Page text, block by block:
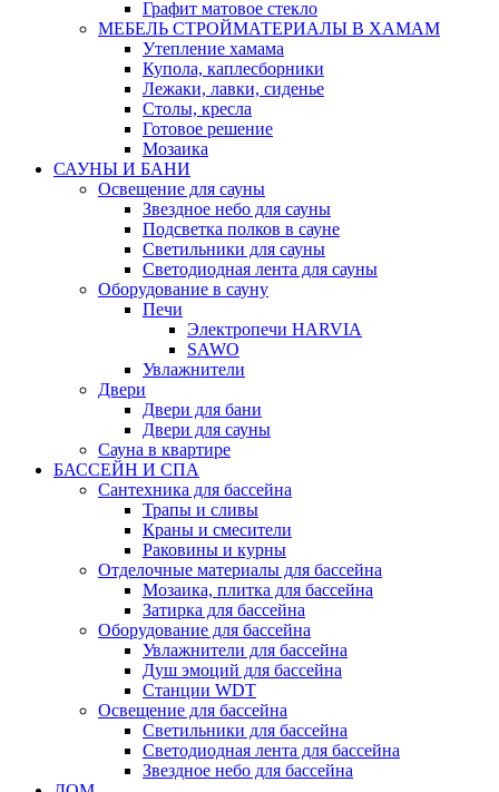
Графит матовое стекло
МЕБЕЛЬ СТРОЙМАТЕРИАЛЫ В ХАМАМ
Утепление хамама
Купола, каплесборники
Лежаки, лавки, сиденье
Столы, кресла
Готовое решение
Мозаика
САУНЫ И БАНИ
Освещение для сауны
Звездное небо для сауны
Подсветка полков в сауне
Светильники для сауны
Светодиодная лента для сауны
Оборудование в сауну
Печи
Электропечи HARVIA
SAWO
Увлажнители
Двери
Двери для бани
Двери для сауны
Сауна в квартире
БАССЕЙН И СПА
Сантехника для бассейна
Трапы и сливы
Краны и смесители
Раковины и курны
Отделочные материалы для бассейна
Мозаика, плитка для бассейна
Затирка для бассейна
Оборудование для бассейна
Увлажнители для бассейна
Душ эмоций для бассейна
Станции WDT
Освещение для бассейна
Светильники для бассейна
Светодиодная лента для бассейна
Звездное небо для бассейна